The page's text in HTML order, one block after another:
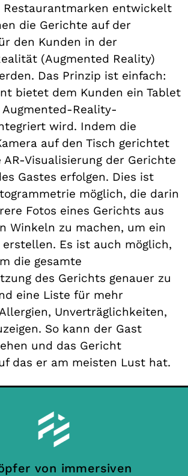
Restaurantmarken entwickelt
die Gerichte auf der
den Kunden in der
(Augmented Reality)
Das Prinzip ist einfach:
bietet dem Kunden ein Tablet
Augmented-Reality-
wird. Indem die
auf den Tisch gerichtet
Visualisierung der Gerichte
Gastes erfolgen. Dies ist
möglich, die darin
Fotos eines Gerichts aus
Winkeln zu machen, um ein
Es ist auch möglich,
die gesamte
des Gerichts genauer zu
eine Liste für mehr
Unverträglichkeiten,
So kann der Gast
und das Gericht
das er am meisten Lust hat.
von immersiven